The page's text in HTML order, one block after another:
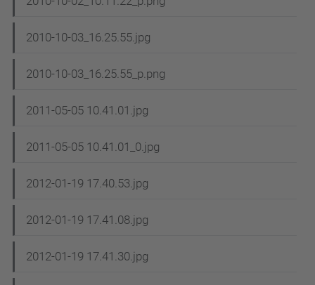
2010-10-03_16.25.55.jpg
2010-10-03_16.25.55_p.png
2011-05-05 10.41.01.jpg
2011-05-05 10.41.01_0.jpg
2012-01-19 17.40.53.jpg
2012-01-19 17.41.08.jpg
2012-01-19 17.41.30.jpg